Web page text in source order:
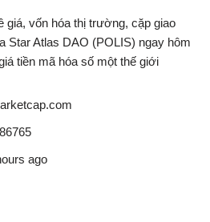
giá, vốn hóa thị trường, cặp giao
Star Atlas DAO (POLIS) ngay hôm
tiền mã hóa số một thế giới
ago